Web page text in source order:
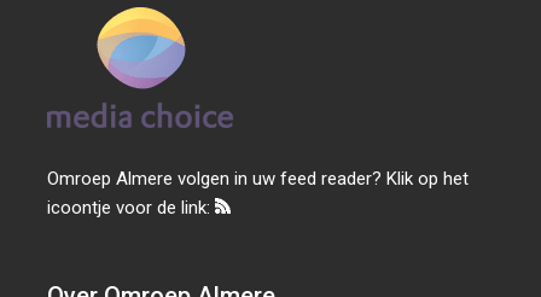
Omroep Almere volgen in uw feed reader? Klik op het
icoontje voor de link: